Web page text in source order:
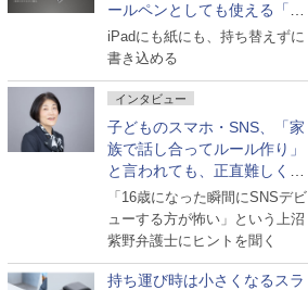
ールペンとしても使える「ス
タイラスツーウェイ」発売
iPadにも紙にも、持ち替えずに
書き込める
インタビュー
子どものスマホ・SNS、「家
族で話し合ってルール作り」
と言われても、正直難しくな
いですか？
「16歳になった瞬間にSNSデビ
ューする方が怖い」という上沼
紫野弁護士にヒントを聞く
持ち運び時は小さくなるスラ